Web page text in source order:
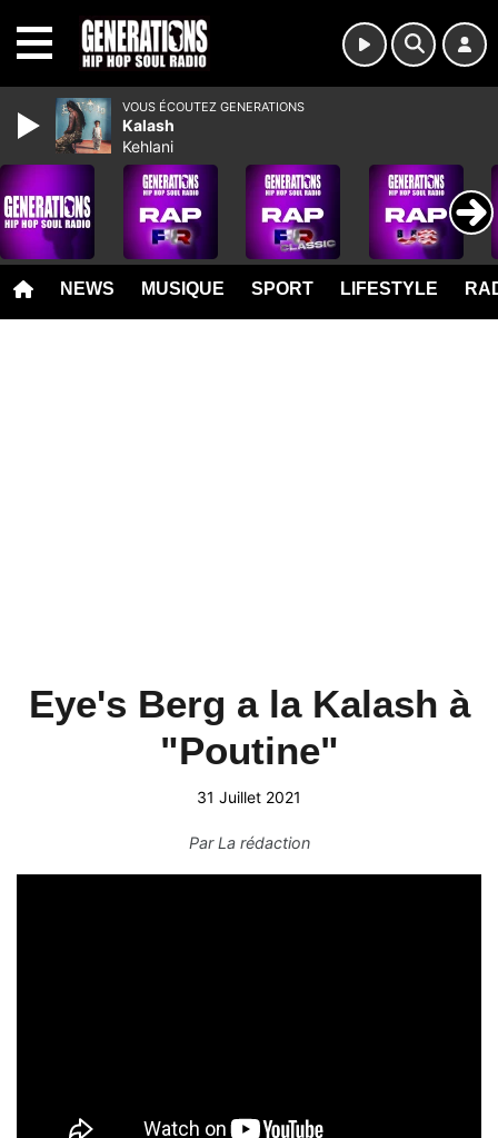
NEWS MUSIQUE SPORT LIFESTYLE
Eye's Berg a la Kalash à
"Poutine"
31 Juillet 2021
ParLa rédaction
VOUS ÉCOUTEZ GENERATIONS
Kalash
Kehlani